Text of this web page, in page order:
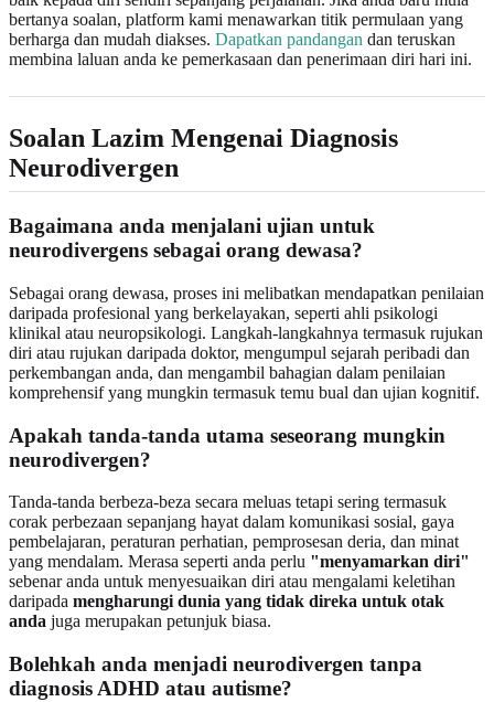
bertanya soalan, platform kami menawarkan titik permulaan yang
berharga dan mudah diakses. Dapatkan pandangan dan teruskan
membina laluan anda ke pemerkasaan dan penerimaan diri hari ini.
Soalan Lazim Mengenai Diagnosis
Neurodivergen
Bagaimana anda menjalani ujian untuk
neurodivergens sebagai orang dewasa?
Sebagai orang dewasa, proses ini melibatkan mendapatkan penilaian
daripada profesional yang berkelayakan, seperti ahli psikologi
klinikal atau neuropsikologi. Langkah-langkahnya termasuk rujukan
diri atau rujukan daripada doktor, mengumpul sejarah peribadi dan
perkembangan anda, dan mengambil bahagian dalam penilaian
komprehensif yang mungkin termasuk temu bual dan ujian kognitif.
Apakah tanda-tanda utama seseorang mungkin
neurodivergen?
Tanda-tanda berbeza-beza secara meluas tetapi sering termasuk
corak perbezaan sepanjang hayat dalam komunikasi sosial, gaya
pembelajaran, peraturan perhatian, pemprosesan deria, dan minat
yang mendalam. Merasa seperti anda perlu "menyamarkan diri"
sebenar anda untuk menyesuaikan diri atau mengalami keletihan
daripada mengharungi dunia yang tidak direka untuk otak
anda juga merupakan petunjuk biasa.
Bolehkah anda menjadi neurodivergen tanpa
diagnosis ADHD atau autisme?